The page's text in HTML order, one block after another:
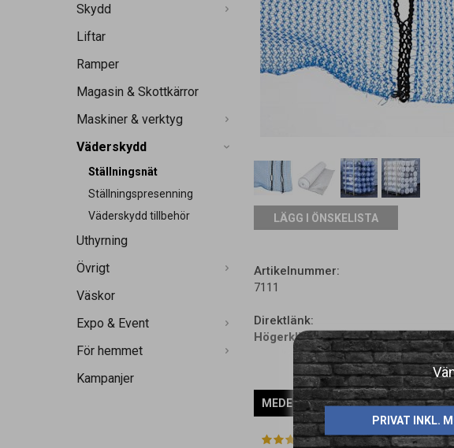
Skydd
Liftar
Ramper
Magasin & Skottkärror
Maskiner & verktyg
Väderskydd
Ställningsnät
Ställningspresenning
Väderskydd tillbehör
Uthyrning
Övrigt
Väskor
Expo & Event
För hemmet
Kampanjer
PRIVAT INKL.
LÄGG I ÖNSKELISTA
Artikelnummer:
7111
Direktlänk:
Högerklicka och kopiera adressen
MEDELBETYG5/5 BASERAT PÅ2ST
Toppen service